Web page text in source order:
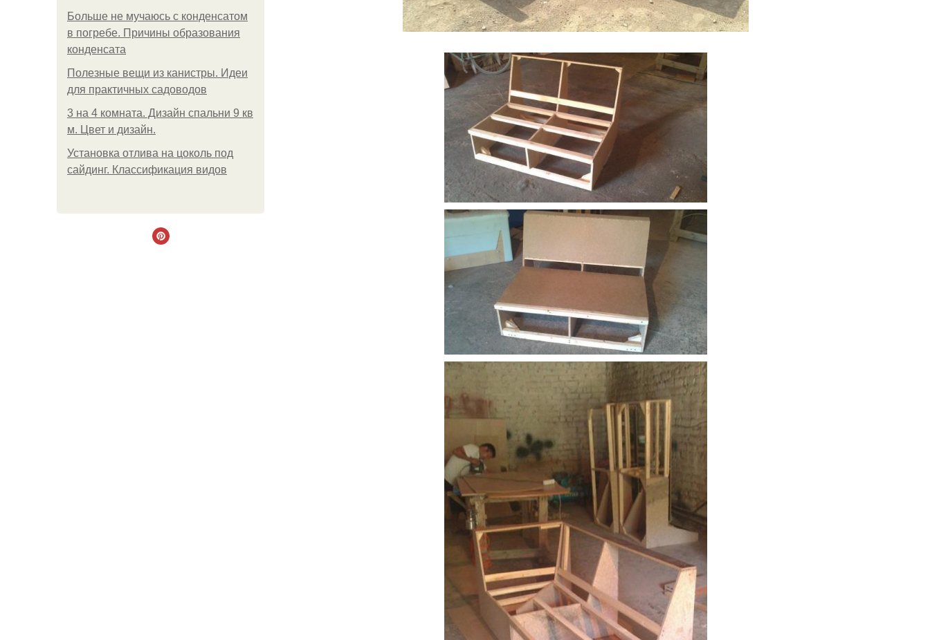
Больше не мучаюсь с конденсатом
в погребе. Причины образования
конденсата
Полезные вещи из канистры. Идеи
для практичных садоводов
3 на 4 комната. Дизайн спальни 9 кв
м. Цвет и дизайн.
Установка отлива на цоколь под
сайдинг. Классификация видов